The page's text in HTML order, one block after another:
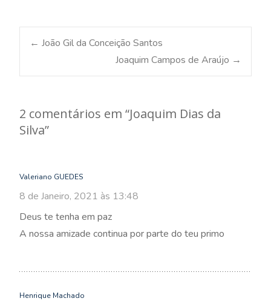
Post
← João Gil da Conceição Santos
Joaquim Campos de Araújo →
2 comentários em “Joaquim Dias da
Silva”
Valeriano GUEDES
8 de Janeiro, 2021 às 13:48
Deus te tenha em paz
A nossa amizade continua por parte do teu primo
Henrique Machado